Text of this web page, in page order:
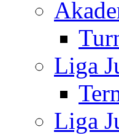
Liga
Liga